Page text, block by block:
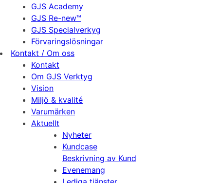
GJS Academy
GJS Re-new™
GJS Specialverkyg
Förvaringslösningar
Kontakt / Om oss
Kontakt
Om GJS Verktyg
Vision
Miljö & kvalité
Varumärken
Aktuellt
Nyheter
Kundcase
Beskrivning av Kund
Evenemang